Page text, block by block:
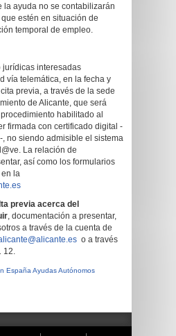
la ayuda no se contabilizarán
estén en situación de
temporal de empleo.
jurídicas interesadas
vía telemática, en la fecha y
previa, a través de la sede
de Alicante, que será
habilitado al
firmada con certificado digital -
no siendo admisible el sistema
La relación de
así como los formularios
la
previa acerca del
, documentación a presentar,
a través de la cuenta de
o a través
12.
España Ayudas Autónomos